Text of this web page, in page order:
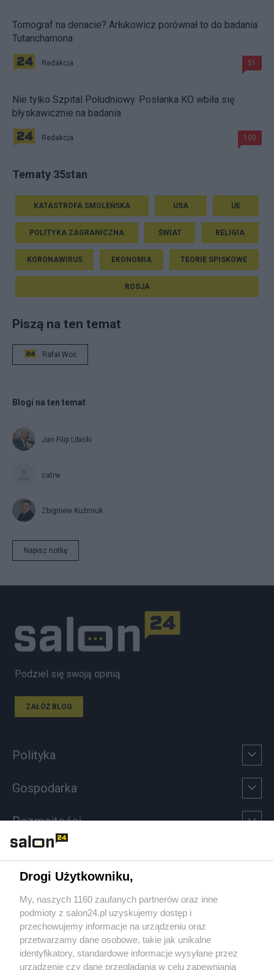
Tomograf na denacie? Arłukowicz porównał to do badania
Tutanchamona
Redakcja 51
Nie tylko Szpital Południowy. Posłanka KO wbiła się
błyskawicznie na badania
Redakcja 100
Tematy 35stan
KATASTROFA SMOLEŃSKA USA UE
POLITYKA ZAGRANICZNA ŚWIAT RELIGIA
KORONAWIRUS EKONOMIA TEORIE SPISKOWE
ROSJA
Piszą na ten temat
Rafał Woś
Blogi na ten temat
Jan Filip Libicki
catrw
Zbigniew Kuźmiuk
Napisz notkę
Podziel się swoją opinią
ZAŁÓŻ BLOG
Polityka
Gospodarka
Rozmaitości
Sport
Społeczeństwo
Kultura
Drogi Użytkowniku,
My, naszych 1160 zaufanych partnerów oraz inne
podmioty z salon24.pl uzyskujemy dostęp i
przechowujemy informacje na urządzeniu oraz
przetwarzamy dane osobowe, takie jak unikalne
identyfikatory, standardowe informacje wysyłane przez
urządzenie czy dane przeglądania w celu zapewniania